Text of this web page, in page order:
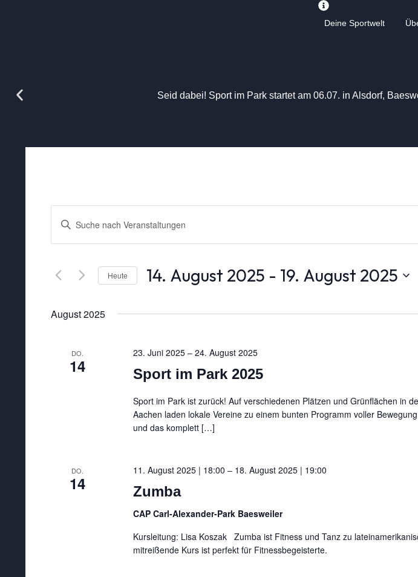
Deine Sportwelt
Seid dabei! Sport im Park startet am 06.07. in Alsdorf,
Veranstaltungen
Suche
und
Ansichten,
Navigation
Bitte
Schlüsselwort
Veranstaltungen
Schlüsselwort.Heute 14. August 2025 - 19. August 2025
August 2025
DO.
14
23. Juni 2025– 24. August 2025
Sport im Park 2025
Sport im Park ist zurück! Auf verschiedenen Plätzen und Grünflächen in
Aachen laden lokale Vereine zu einem bunten Programm voller
und das komplett […]
DO.
14
11. August 2025 | 18:00 – 18. August 2025 | 19:00
Zumba
CAP Carl-Alexander-Park Baesweiler
Kursleitung: Lisa Koszak Zumba ist Fitness und Tanz zu
mitreißende Kurs ist perfekt für Fitnessbegeisterte.